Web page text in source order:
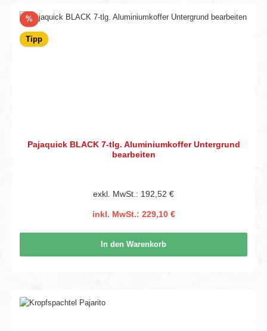
%Rabatt
Tipp
Pajaquick BLACK 7-tlg. Aluminiumkoffer Untergrund
bearbeiten
exkl. MwSt.: 192,52 €
inkl. MwSt.: 229,10 €
In den Warenkorb